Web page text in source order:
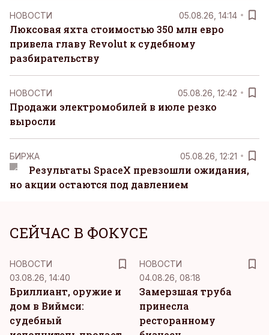
НОВОСТИ 05.08.26, 14:14
Люксовая яхта стоимостью 350 млн евро
привела главу Revolut к судебному
разбирательству
НОВОСТИ 05.08.26, 12:42
Продажи электромобилей в июле резко
выросли
БИРЖА 05.08.26, 12:21
Результаты SpaceX превзошли ожидания,
но акции остаются под давлением
СЕЙЧАС В ФОКУСЕ
НОВОСТИ
03.08.26, 14:40
Бриллиант, оружие и
дом в Виймси:
судебный
НОВОСТИ
04.08.26, 08:18
Замерзшая труба
принесла
ресторанному